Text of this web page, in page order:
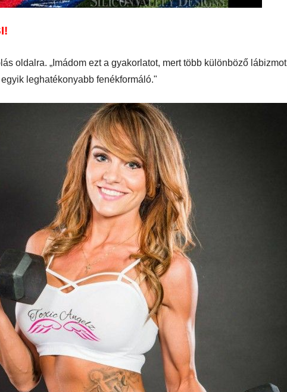
oldalra. „Imádom ezt a gyakorlatot, mert több különböző lábizmot
leghatékonyabb fenékformáló."